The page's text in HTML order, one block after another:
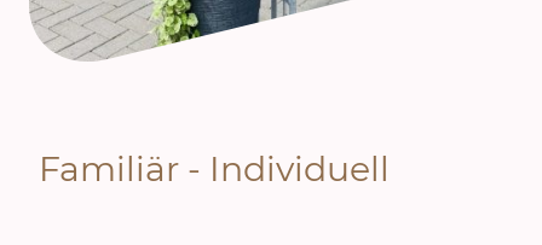
Familiär - Individuell